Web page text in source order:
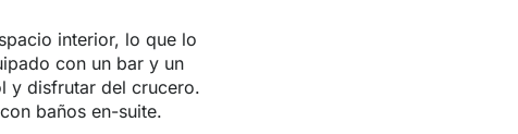
interior, lo que lo
con un bar y un
y disfrutar del crucero.
baños en-suite.